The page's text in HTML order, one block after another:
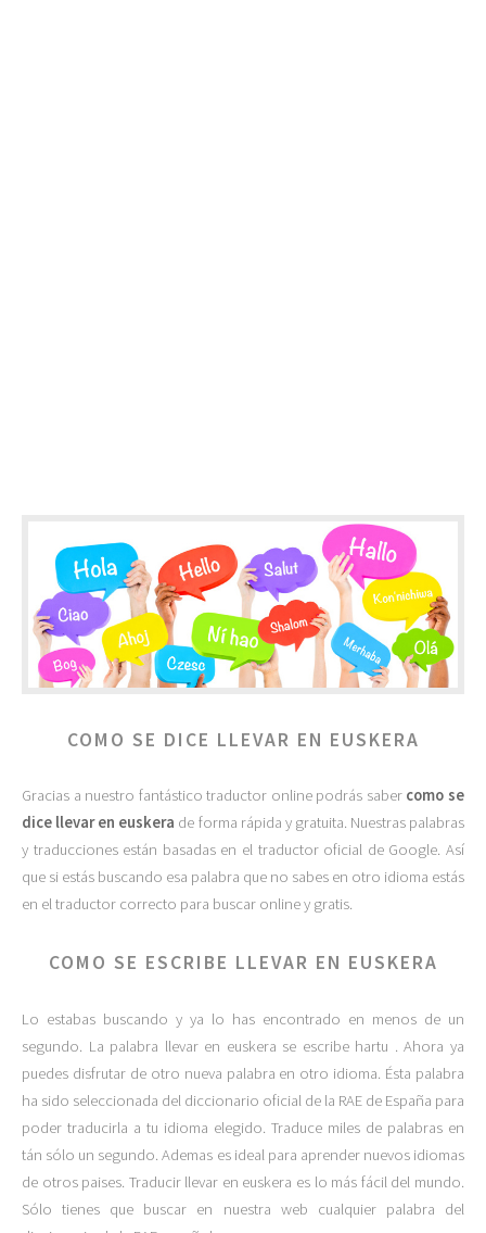
COMO SE DICE LLEVAR EN EUSKERA
Gracias a nuestro fantástico traductor online podrás saber como se
dice llevar en euskera de forma rápida y gratuita. Nuestras palabras
y traducciones están basadas en el traductor oficial de Google. Así
que si estás buscando esa palabra que no sabes en otro idioma estás
en el traductor correcto para buscar online y gratis.
COMO SE ESCRIBE LLEVAR EN EUSKERA
Lo estabas buscando y ya lo has encontrado en menos de un
segundo. La palabra llevar en euskera se escribe hartu . Ahora ya
puedes disfrutar de otro nueva palabra en otro idioma. Ésta palabra
ha sido seleccionada del diccionario oficial de la RAE de España para
poder traducirla a tu idioma elegido. Traduce miles de palabras en
tán sólo un segundo. Ademas es ideal para aprender nuevos idiomas
de otros paises. Traducir llevar en euskera es lo más fácil del mundo.
Sólo tienes que buscar en nuestra web cualquier palabra del